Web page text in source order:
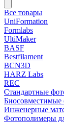
Все товары
UniFormation
Formlabs
UltiMaker
BASF
Bestfilament
BCN3D
HARZ Labs
REC
Стандартные
Инженерные
Фотополимеры